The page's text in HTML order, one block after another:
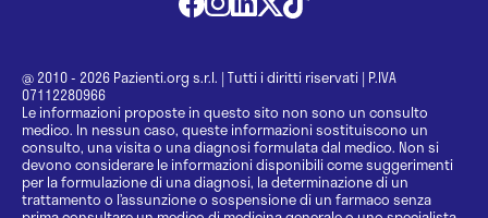
@ 2010 - 2026 Pazienti.org s.r.l. | Tutti i diritti riservati | P.IVA
07112280966
Le informazioni proposte in questo sito non sono un consulto
medico. In nessun caso, queste informazioni sostituiscono un
consulto, una visita o una diagnosi formulata dal medico. Non si
devono considerare le informazioni disponibili come suggerimenti
per la formulazione di una diagnosi, la determinazione di un
trattamento o l’assunzione o sospensione di un farmaco senza